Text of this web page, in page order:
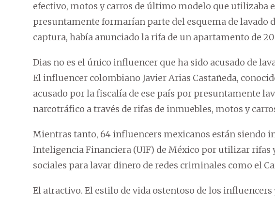
efectivo, motos y carros de último modelo que utilizaba
presuntamente formarían parte del esquema de lavado
captura, había anunciado la rifa de un apartamento de
Dias no es el único influencer que ha sido acusado de
El influencer colombiano Javier Arias Castañeda,
acusado por la fiscalía de ese país por presuntamente
narcotráfico a través de rifas de inmuebles, motos y
Mientras tanto, 64 influencers mexicanos están siendo
Inteligencia Financiera (UIF) de México por utilizar rifas
sociales para lavar dinero de redes criminales como el
El atractivo. El estilo de vida ostentoso de los